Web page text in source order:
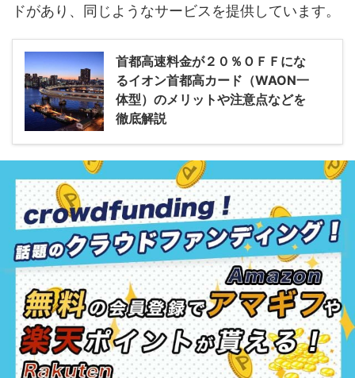
ドがあり、同じようなサービスを提供しています。
首都高速料金が２０％ＯＦＦにな
るイオン首都高カード（WAON一
体型）のメリットや注意点などを
徹底解説